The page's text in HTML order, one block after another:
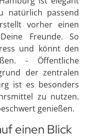
natürlich passend
vorher einen
Freunde. So
und könnt den
- Öffentliche
der zentralen
ist es besonders
zu nutzen.
genießen.
einen Blick